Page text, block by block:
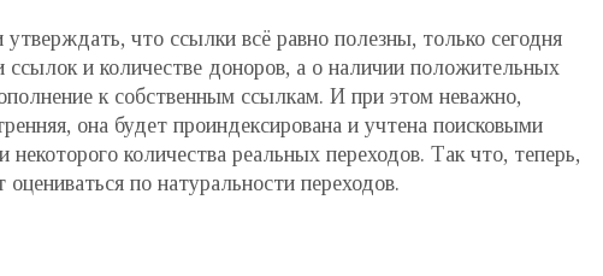
что ссылки всё равно полезны, только сегодня
и количестве доноров, а о наличии положительных
к собственным ссылкам. И при этом неважно,
она будет проиндексирована и учтена поисковыми
количества реальных переходов. Так что, теперь,
оцениваться по натуральности переходов.